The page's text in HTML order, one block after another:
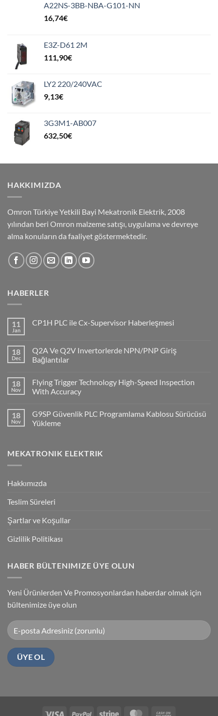
A22NS-3BB-NBA-G101-NN
16,74€
E3Z-D61 2M
111,90€
LY2 220/240VAC
9,13€
3G3M1-AB007
632,50€
HAKKIMIZDA
Omron Türkiye Yetkili Bayi Mekatronik Elektrik, 2008
yılından beri Omron malzeme satışı, uygulama ve devreye
alma konuların da faaliyet göstermektedir.
HABERLER
11
Jan
CP1H PLC ile Cx-Supervisor Haberleşmesi
CP1H
PLC
ile
Haberleşmesi
18
Dec
Q2A Ve Q2V Invertorlerde NPN/PNP Giriş
Bağlantılar
on
Q2A
Ve
NPN/PNP
Giriş
Bağlantılar
18
Nov
Flying Trigger Technology High-Speed Inspection
With Accuracy
on
Flying
Trigger
Inspection
With
18
Nov
G9SP Güvenlik PLC Programlama Kablosu Sürücüsü
Yükleme
G9SP
Güvenlik
Sürücüsü
MEKATRONIK ELEKTRIK
Hakkımızda
Teslim Süreleri
Şartlar ve Koşullar
Gizlilik Politikası
HABER BÜLTENIMIZE ÜYE OLUN
Yeni Ürünlerden Ve Promosyonlardan haberdar olmak için
bültenimize üye olun
Visa PayPal Stripe MasterCard